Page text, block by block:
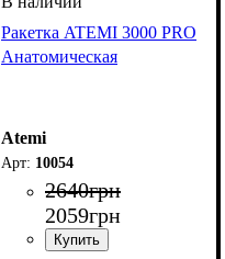
Ракетка ATEMI 3000 PRO
Анатомическая
Atemi
10054
2640грн
2059грн